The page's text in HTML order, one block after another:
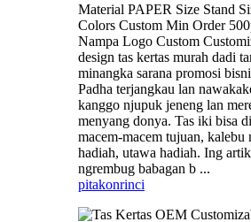
Material PAPER Size Stand
Colors Custom Min Order
Nampa Logo Custom
design tas kertas murah dadi
minangka sarana promosi
Padha terjangkau lan
kanggo njupuk jeneng lan
menyang donya. Tas iki bisa
macem-macem tujuan, kalebu
hadiah, utawa hadiah. Ing
ngrembug babagan b ...
pitakonrinci